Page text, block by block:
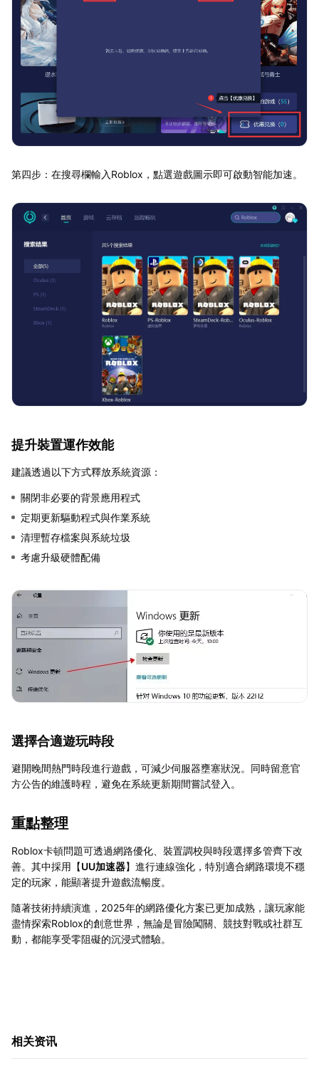
第四步：在搜尋欄輸入Roblox，點選遊戲圖示即可啟動智能加速。
提升裝置運作效能
建議透過以下方式釋放系統資源：
關閉非必要的背景應用程式
定期更新驅動程式與作業系統
清理暫存檔案與系統垃圾
考慮升級硬體配備
選擇合適遊玩時段
避開晚間熱門時段進行遊戲，可減少伺服器壅塞狀況。同時留意官
方公告的維護時程，避免在系統更新期間嘗試登入。
重點整理
Roblox卡頓問題可透過網路優化、裝置調校與時段選擇多管齊下改
善。其中採用【UU加速器】進行連線強化，特別適合網路環境不穩
定的玩家，能顯著提升遊戲流暢度。
隨著技術持續演進，2025年的網路優化方案已更加成熟，讓玩家能
盡情探索Roblox的創意世界，無論是冒險闖關、競技對戰或社群互
動，都能享受零阻礙的沉浸式體驗。
相关资讯